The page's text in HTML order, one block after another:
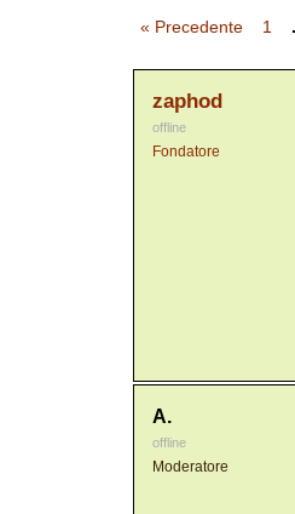
« Precedente 1
zaphod
offline
Fondatore
A.
offline
Moderatore